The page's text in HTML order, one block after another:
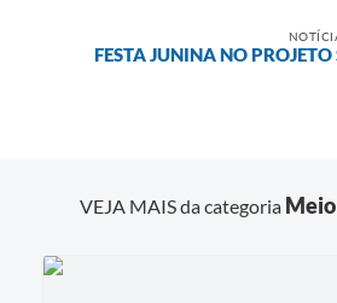
FESTA JUNINA NO PROJETO
VEJA MAIS da categoria